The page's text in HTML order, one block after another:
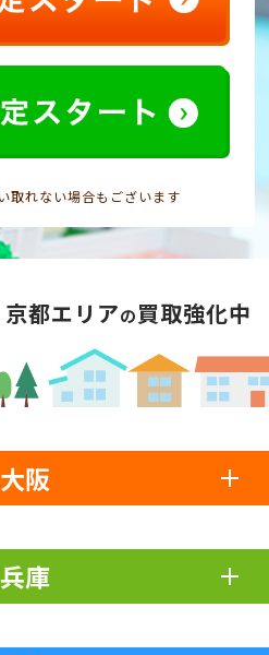
取れない場合もございます
都エリアの買取強化中
大阪
兵庫